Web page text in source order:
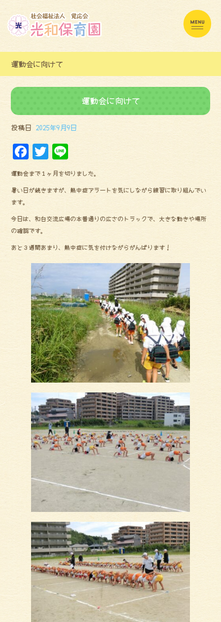
運動会に向けて
運動会に向けて
投稿日 2025年9月9日
F
a
ce
bo
ok
Tw
it
te
r
ne
運動会まで１ヶ月を切りました。
暑い日が続きますが、熱中症アラートを気にしながら練習に取り組んでい
ます。
今日は、和白交流広場の本番通りの広さのトラックで、大きな動きや場所
の確認です。
あと３週間あまり、熱中症に気を付けながらがんばります！